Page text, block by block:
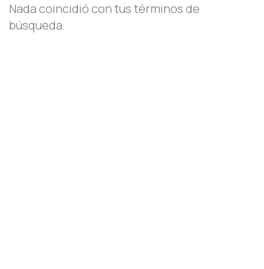
Nada coincidió con tus términos de
búsqueda.